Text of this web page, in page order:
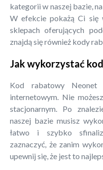
kategorii w naszej bazie,
W efekcie pokażą Ci się
sklepach oferujących
znajdą się również kody
Jak wykorzystać
Kod rabatowy Neonet
internetowym. Nie
stacjonarnym. Po
naszej bazie musisz
łatwo i szybko
zaznaczyć, że zanim
upewnij się, że jest to